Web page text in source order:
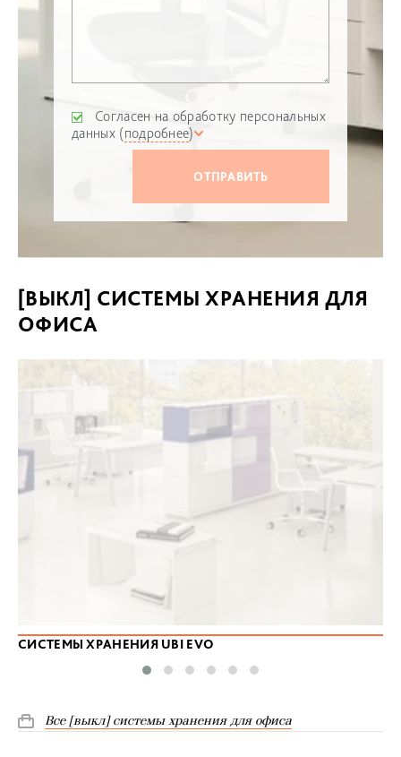
Согласен на обработку персональных
данных (подробнее)
[ВЫКЛ] СИСТЕМЫ ХРАНЕНИЯ ДЛЯ
ОФИСА
СИСТЕМЫ ХРАНЕНИЯ UBI EVO
Все [выкл] системы хранения для офиса